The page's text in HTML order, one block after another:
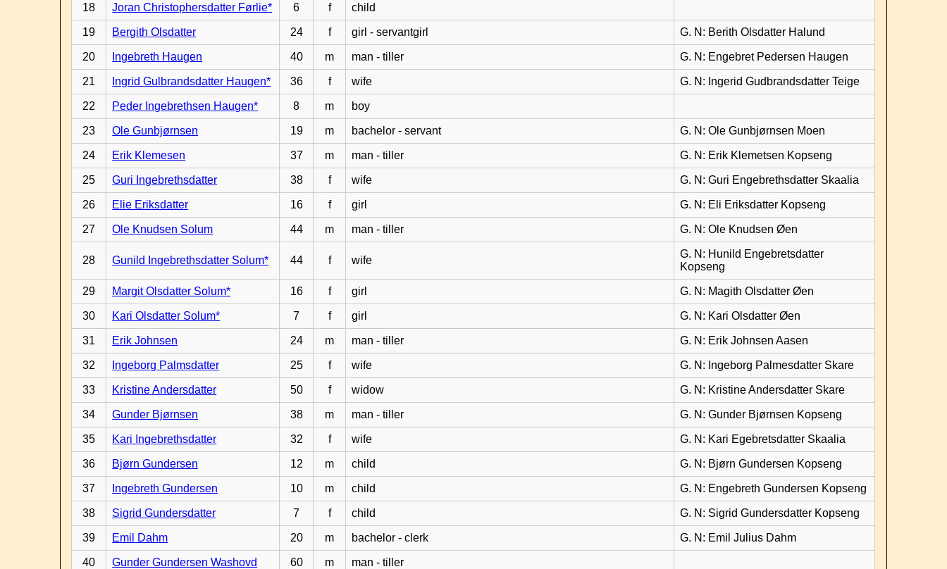
18 Joran Christophersdatter Førlie* 6 f child
19 Bergith Olsdatter 24 f girl - servantgirl G. N: Berith Olsdatter Halund
20 Ingebreth Haugen 40 m man - tiller G. N: Engebret Pedersen Haugen
21 Ingrid Gulbrandsdatter Haugen* 36 f wife G. N: Ingerid Gudbrandsdatter Teige
22 Peder Ingebrethsen Haugen* 8 m boy
23 Ole Gunbjørnsen 19 m bachelor - servant G. N: Ole Gunbjørnsen Moen
24 Erik Klemesen 37 m man - tiller G. N: Erik Klemetsen Kopseng
25 Guri Ingebrethsdatter 38 f wife G. N: Guri Engebrethsdatter Skaalia
26 Elie Eriksdatter 16 f girl G. N: Eli Eriksdatter Kopseng
27 Ole Knudsen Solum 44 m man - tiller G. N: Ole Knudsen Øen
28 Gunild Ingebrethsdatter Solum* 44 f wife
G. N: Hunild Engebretsdatter
Kopseng
29 Margit Olsdatter Solum* 16 f girl G. N: Magith Olsdatter Øen
30 Kari Olsdatter Solum* 7 f girl G. N: Kari Olsdatter Øen
31 Erik Johnsen 24 m man - tiller G. N: Erik Johnsen Aasen
32 Ingeborg Palmsdatter 25 f wife G. N: Ingeborg Palmesdatter Skare
33 Kristine Andersdatter 50 f widow G. N: Kristine Andersdatter Skare
34 Gunder Bjørnsen 38 m man - tiller G. N: Gunder Bjørnsen Kopseng
35 Kari Ingebrethsdatter 32 f wife G. N: Kari Egebretsdatter Skaalia
36 Bjørn Gundersen 12 m child G. N: Bjørn Gundersen Kopseng
37 Ingebreth Gundersen 10 m child G. N: Engebreth Gundersen Kopseng
38 Sigrid Gundersdatter 7 f child G. N: Sigrid Gundersdatter Kopseng
39 Emil Dahm 20 m bachelor - clerk G. N: Emil Julius Dahm
40 Gunder Gundersen Washovd 60 m man - tiller